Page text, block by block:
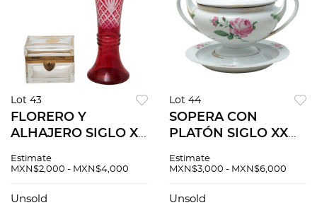
Lot 43
FLORERO Y
ALHAJERO SIGLO XX
transparente y color
metal dorado 33 cm
Estimate
MXN$2,000 - MXN$4,000
Unsold
Lot 44
SOPERA CON
PLATÓN SIGLO XX
porcelana blanca
color rosa 33 cm
Estimate
MXN$3,000 - MXN$6,000
Unsold